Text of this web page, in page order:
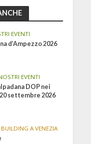
EVENTI
d’Ampezzo 2026
EVENTI
DOP nei
settembre 2026
A VENEZIA